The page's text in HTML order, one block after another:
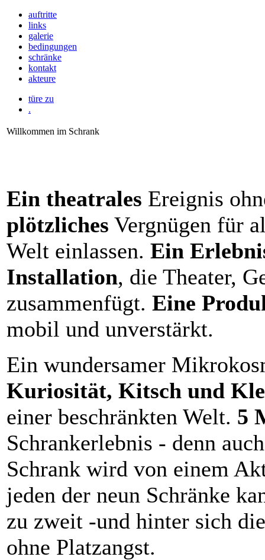
auftritte
links
galerie
bedingungen
schränke
kontakt
akteure
türe zu
.
Willkommen im Schrank
Ein theatrales Ereignis
plötzliches Vergnügen für
Welt einlassen. Ein
Installation, die Theater,
zusammenfügt. Eine
mobil und unverstärkt.
Ein wundersamer
Kuriosität, Kitsch und
einer beschränkten Welt. 5
Schrankerlebnis - denn
Schrank wird von einem
jeden der neun Schränke
zu zweit -und hinter sich
ohne Platzangst.